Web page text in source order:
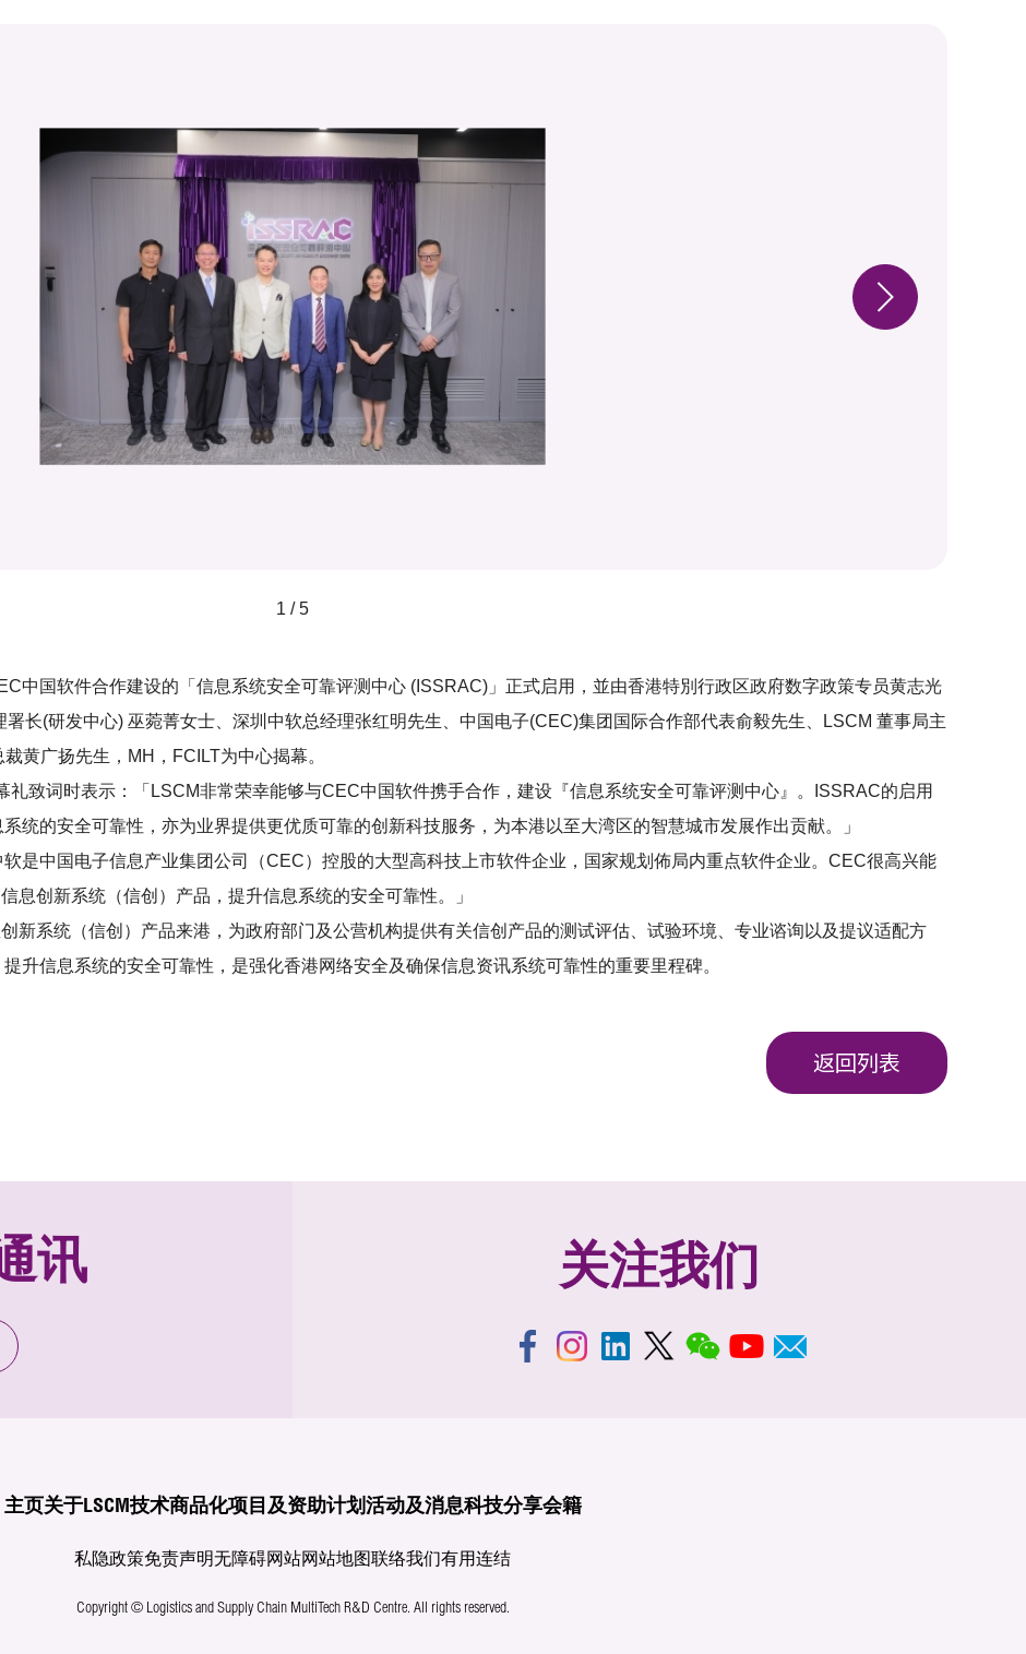
1 / 5
中国软件合作建设的「信息系统安全可靠评测中心 (ISSRAC) 」正式启用，並由香港特別行政区政府数字政策专员黄志光
署长(研发中心) 巫菀菁女士、深圳中软总经理张红明先生、中国电子(CEC)集团国际合作部代表俞毅先生、 LSCM 董事局主
黄广扬先生， MH ， FCILT为中心揭幕。
礼致词时表示：「 LSCM非常荣幸能够与CEC中国软件携手合作，建设『信息系统安全可靠评测中心』。 ISSRAC的启用
统的安全可靠性，亦为业界提供更优质可靠的创新科技服务，为本港以至大湾区的智慧城市发展作出贡献。」
是中国电子信息产业集团公司（CEC）控股的大型高科技上市软件企业，国家规划佈局内重点软件企业。 CEC很高兴能
息创新系统（信创）产品，提升信息系统的安全可靠性。」
新系统（信创）产品来港，为政府部门及公营机构提供有关信创产品的测试评估、试验环境、专业谘询以及提议适配方
升信息系统的安全可靠性，是强化香港网络安全及确保信息资讯系统可靠性的重要里程碑。
返回列表
讯 关注我们
主页关于LSCM技术商品化项目及资助计划活动及消息科技分享会籍
私隐政策免责声明无障碍网站网站地图联络我们有用连结
Copyright © Logistics and Supply Chain MultiTech R&D Centre. All rights reserved.